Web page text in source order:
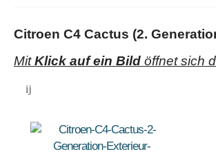
Citroen C4 Cactus (2.
MitKlick auf ein Bild öffnet sich